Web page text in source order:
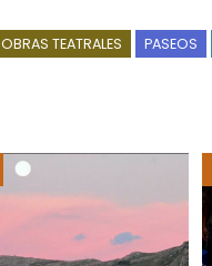
OBRAS TEATRALES PASEOS